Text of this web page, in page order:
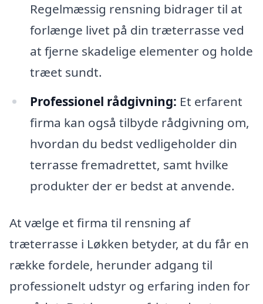
Regelmæssig rensning bidrager til at
forlænge livet på din træterrasse ved
at fjerne skadelige elementer og holde
træet sundt.
Professionel rådgivning: Et erfarent
firma kan også tilbyde rådgivning om,
hvordan du bedst vedligeholder din
terrasse fremadrettet, samt hvilke
produkter der er bedst at anvende.
At vælge et firma til rensning af
træterrasse i Løkken betyder, at du får en
række fordele, herunder adgang til
professionelt udstyr og erfaring inden for